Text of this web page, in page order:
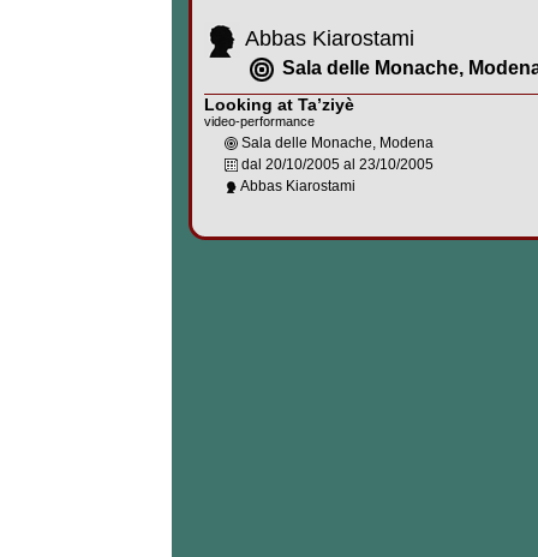
Abbas Kiarostami
Sala delle Monache,
Looking at Ta’ziyè
video-performance
Sala delle Monache, Modena
dal 20/10/2005 al 23/10/2005
Abbas Kiarostami